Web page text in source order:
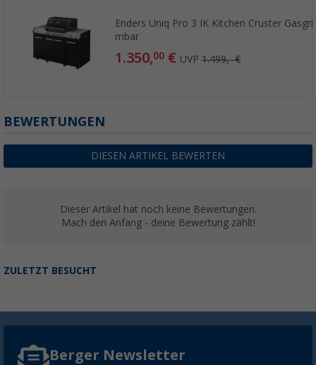
Enders Uniq Pro 3 IK Kitchen Cruster
mbar
1.350,00 € UVP1.499,- €
BEWERTUNGEN
DIESEN ARTIKEL BEWERTEN
Dieser Artikel hat noch keine Bewertungen.
Mach den Anfang - deine Bewertung zählt!
ZULETZT BESUCHT
Berger Newsletter